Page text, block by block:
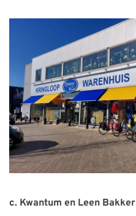
c. Kwantum en Leen Bakker